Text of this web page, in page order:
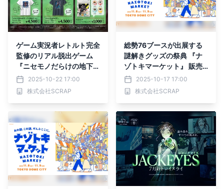
ゲーム実況者レトルト完全
監修のリアル脱出ゲーム
『ニセモノだらけの地下研
究所からの脱出』 会場限
定販売のイベントオリジナ
ルグッズ公開！
2025-10-22 17:00
株式会社SCRAP
総勢76ブースが出展する
謎解きグッズの祭典 『ナ
ゾトキマーケット』 販売
謎解きグッズ追加発表！
2025-10-17 17:00
株式会社SCRAP